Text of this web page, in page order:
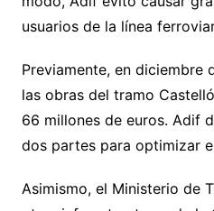
usuarios de la línea
Previamente, en diciembre
las obras del tramo
66 millones de euros. Adif
dos partes para optimizar
Asimismo, el Ministerio de